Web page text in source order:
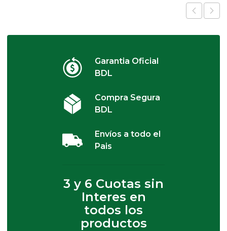
Garantia Oficial
BDL
Compra Segura
BDL
Envíos a todo el
Pais
3 y 6 Cuotas sin
Interes en
todos los
productos